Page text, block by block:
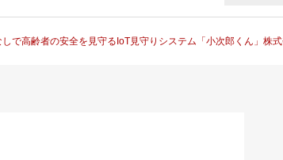
しで高齢者の安全を見守るIoT見守りシステム「小次郎くん」株